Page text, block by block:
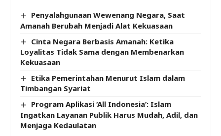
Penyalahgunaan Wewenang Negara, Saat
Amanah Berubah Menjadi Alat Kekuasaan
Cinta Negara Berbasis Amanah: Ketika
Loyalitas Tidak Sama dengan Membenarkan
Kekuasaan
Etika Pemerintahan Menurut Islam dalam
Timbangan Syariat
Program Aplikasi ‘All Indonesia’: Islam
Ingatkan Layanan Publik Harus Mudah, Adil, dan
Menjaga Kedaulatan